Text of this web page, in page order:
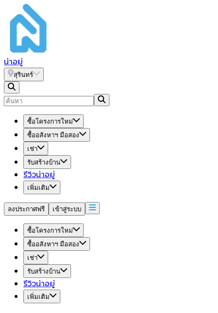
น่าอยู่
สุรินทร์
ซื้อโครงการใหม่
ซื้ออสังหาฯ มือสอง
เช่า
รับสร้างบ้าน
รีวิวน่าอยู่
เพิ่มเติม
ลงประกาศฟรี เข้าสู่ระบบ
ซื้อโครงการใหม่
ซื้ออสังหาฯ มือสอง
เช่า
รับสร้างบ้าน
รีวิวน่าอยู่
เพิ่มเติม